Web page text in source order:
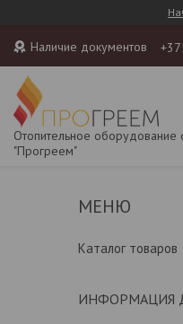
Наличие документов
Отопительное оборудование
"Прогреем"
Каталог товаров
ИНФОРМАЦИЯ